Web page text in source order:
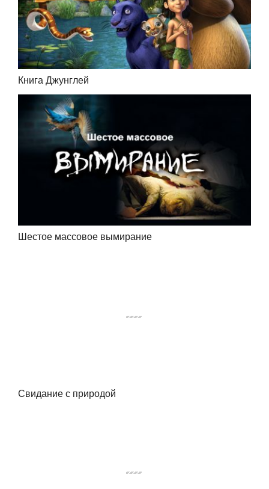
Книга Джунглей
Шестое массовое вымирание
Свидание с природой